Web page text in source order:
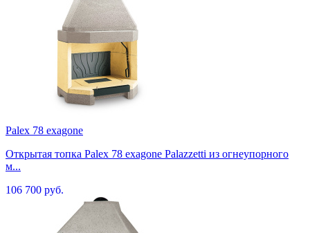
Palex 78 exagone
Открытая топка Palex 78 exagone Palazzetti из огнеупорного
м...
106 700 руб.